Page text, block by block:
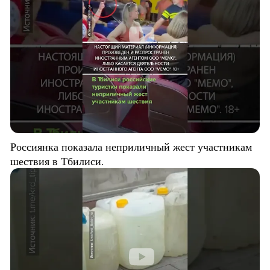
Россиянка показала неприличный жест участникам
шествия в Тбилиси.